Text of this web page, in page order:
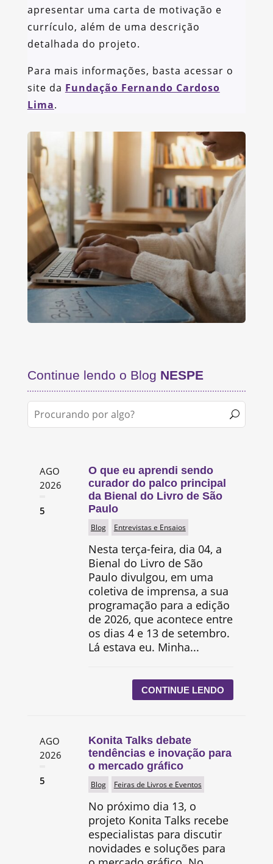
apresentar uma carta de motivação e
currículo, além de uma descrição
detalhada do projeto.
Para mais informações, basta acessar o
site da Fundação Fernando Cardoso
Lima.
Continue lendo o Blog NESPE
AGO
2026
5
O que eu aprendi sendo
curador do palco principal
da Bienal do Livro de São
Paulo
Blog Entrevistas e Ensaios
Nesta terça-feira, dia 04, a
Bienal do Livro de São
Paulo divulgou, em uma
coletiva de imprensa, a sua
programação para a edição
de 2026, que acontece entre
os dias 4 e 13 de setembro.
Lá estava eu. Minha...
CONTINUE LENDO
AGO
2026
5
Konita Talks debate
tendências e inovação para
o mercado gráfico
Blog Feiras de Livros e Eventos
No próximo dia 13, o
projeto Konita Talks recebe
especialistas para discutir
novidades e soluções para